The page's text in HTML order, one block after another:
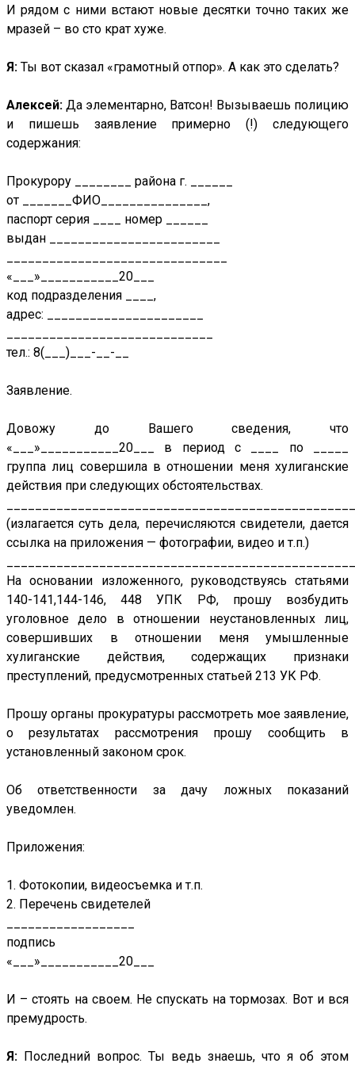
И рядом с ними встают новые десятки точно таких же
мразей – во сто крат хуже.
Я: Ты вот сказал «грамотный отпор». А как это сделать?
Алексей: Да элементарно, Ватсон! Вызываешь полицию
и пишешь заявление примерно (!) следующего
содержания:
Прокурору ________ района г. ______
от _______ФИО_______________,
паспорт серия ____ номер ______
выдан ________________________
«___»___________20___
код подразделения ____,
адрес: ______________________
тел.: 8(___)___-__-__
Заявление.
Довожу до Вашего сведения, что
«___»___________20___ в период с ____ по _____
группа лиц совершила в отношении меня хулиганские
действия при следующих обстоятельствах.
(излагается суть дела, перечисляются свидетели, дается
ссылка на приложения — фотографии, видео и т.п.)
На основании изложенного, руководствуясь статьями
140-141,144-146, 448 УПК РФ, прошу возбудить
уголовное дело в отношении неустановленных лиц,
совершивших в отношении меня умышленные
хулиганские действия, содержащих признаки
преступлений, предусмотренных статьей 213 УК РФ.
Прошу органы прокуратуры рассмотреть мое заявление,
о результатах рассмотрения прошу сообщить в
установленный законом срок.
Об ответственности за дачу ложных показаний
уведомлен.
Приложения:
1. Фотокопии, видеосъемка и т.п.
2. Перечень свидетелей
подпись
«___»___________20___
И – стоять на своем. Не спускать на тормозах. Вот и вся
премудрость.
Я: Последний вопрос. Ты ведь знаешь, что я об этом